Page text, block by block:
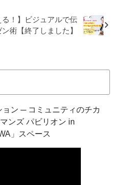
る！】ビジュアルで伝
術【終了しました】
ン ─ コミュニティのチカ
ンズ パビリオン in
」スペース